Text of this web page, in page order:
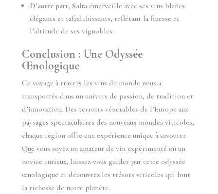
D’autre part, Saltaémerveille avec ses vins blancs
élégants et rafraîchissants, reflétant la finesse et
l’altitude de ses vignobles.
Conclusion : Une Odyssée
Œnologique
Ce voyage à travers les vins du monde nous a
transportés dans un univers de passion, de tradition et
d’innovation. Des terroirs vénérables de l’Europe aux
paysages spectaculaires des nouveaux mondes viticoles,
chaque région offre une expérience unique à savourer.
Que vous soyez un amateur de vin expérimenté ou un
novice curieux, laissez-vous guider par cette odyssée
œnologique et découvrez les trésors viticoles qui font
la richesse de notre planète.